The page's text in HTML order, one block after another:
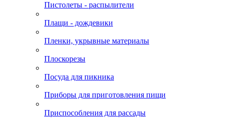
Пистолеты - распылители
Плащи - дождевики
Пленки, укрывные материалы
Плоскорезы
Посуда для пикника
Приборы для приготовления пищи
Приспособления для рассады